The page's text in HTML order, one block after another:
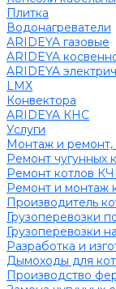
Плитка
Водонагреватели
ARIDEYA газовые
ARIDEYA
ARIDEYA
LMX
Конвектора
ARIDEYA КНС
Услуги
Монтаж и ремонт,
Ремонт чугунных
Ремонт котлов
Ремонт и монтаж
Производитель
Грузоперевозки
Грузоперевозки
Разработка и
Дымоходы для
Производство